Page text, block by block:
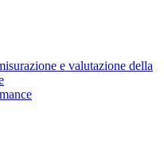
e valutazione della